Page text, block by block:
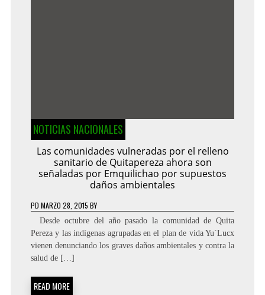
NOTICIAS NACIONALES
Las comunidades vulneradas por el relleno
sanitario de Quitapereza ahora son
señaladas por Emquilichao por supuestos
daños ambientales
PD MARZO 28, 2015 BY
Desde octubre del año pasado la comunidad de Quita
Pereza y las indígenas agrupadas en el plan de vida Yu´Lucx
vienen denunciando los graves daños ambientales y contra la
salud de […]
READ MORE